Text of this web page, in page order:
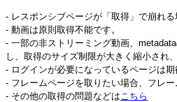
- レスポンシブページが「取得」で崩れ
- 動画は原則取得不能です。
- 一部の非ストリーミング動画、
し、取得のサイズ制限が大きく縮小され
- ログインが必要になっているページは
- フレームページを取りたい場合、フレ
- その他の取得の問題などは こちら